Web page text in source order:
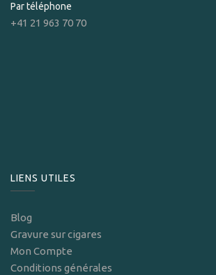
Par téléphone
+41 21 963 70 70
LIENS UTILES
Blog
Gravure sur cigares
Mon Compte
Conditions générales